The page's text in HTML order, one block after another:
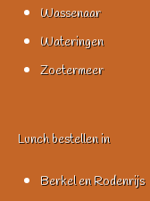
Wassenaar
Wateringen
Zoetermeer
Lunch bestellen in
Berkel en Rodenrijs